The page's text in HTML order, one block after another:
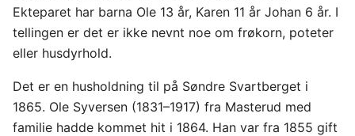
Ekteparet har barna Ole 13 år, Karen 11 år Johan 6 år. I
tellingen er det er ikke nevnt noe om frøkorn, poteter
eller husdyrhold.
Det er en husholdning til på Søndre Svartberget i
1865. Ole Syversen (1831–1917) fra Masterud med
familie hadde kommet hit i 1864. Han var fra 1855 gift